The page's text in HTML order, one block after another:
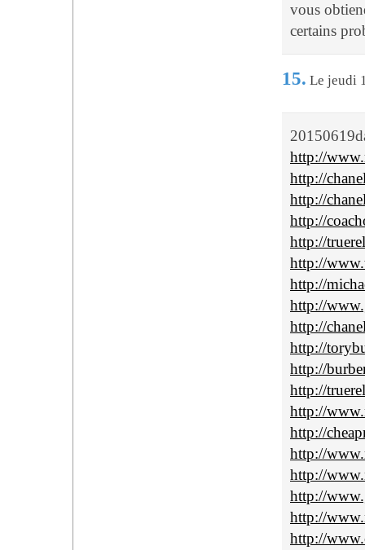
vous
certains
15. Le jeudi
http://
http://
http://
http://
http://
http://
http://
http://
http://
http://
http://
http://
http://
http://
http://
http://
http://
http://
http://